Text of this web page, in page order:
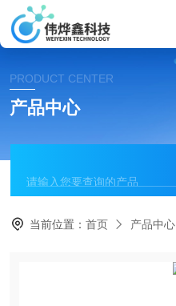
PRODUCT CENTER
产品中心
当前位置：首页 产品中心